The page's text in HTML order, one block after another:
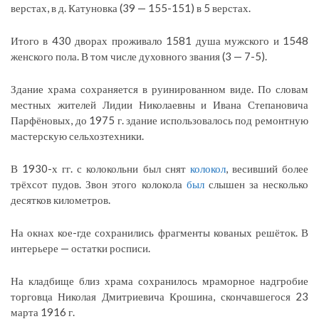
верстах, в д. Катуновка (39 — 155-151) в 5 верстах.
Итого в 430 дворах проживало 1581 душа мужского и 1548
женского пола. В том числе духовного звания (3 — 7-5).
Здание храма сохраняется в руинированном виде. По словам
местных жителей Лидии Николаевны и Ивана Степановича
Парфёновых, до 1975 г. здание использовалось под ремонтную
мастерскую сельхозтехники.
В 1930-х гг. с колокольни был снят колокол, весивший более
трёхсот пудов. Звон этого колокола былслышен за несколько
десятков километров.
На окнах кое-где сохранились фрагменты кованых решёток. В
интерьере — остатки росписи.
На кладбище близ храма сохранилось мраморное надгробие
торговца Николая Дмитриевича Крошина, скончавшегося 23
марта 1916 г.